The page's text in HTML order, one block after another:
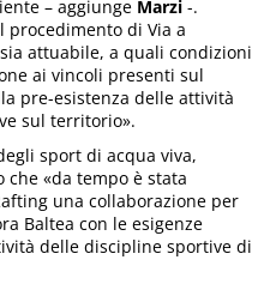
– aggiunge Marzi -.
di Via a
attuabile, a quali condizioni
ai vincoli presenti sul
pre-esistenza delle attività
sul territorio».
sport di acqua viva,
che «da tempo è stata
una collaborazione per
Baltea con le esigenze
delle discipline sportive di